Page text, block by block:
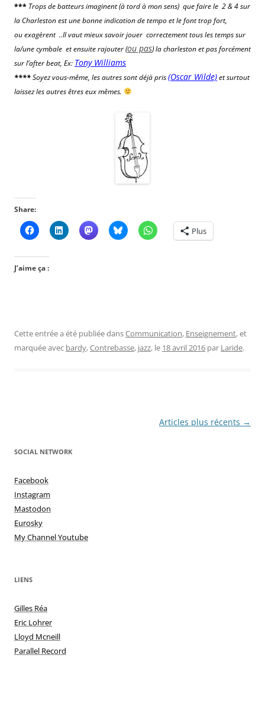
*** Trops de batteurs imaginent (à tord à mon sens) que faire le 2 & 4 sur
la Charleston est une bonne indication de tempo et le font trop fort,
ou exagèrent ..Il vaut mieux savoir jouer correctement tous les temps sur
la/une cymbale et ensuiterajouter (ou pas) la charleston et pas forcément
sur l’after beat, Ex: Tony Williams
****Soyez vous-même, les autres sont déjà pris(Oscar Wilde)et surtout
laissez les autres êtres eux mêmes.
Share:
Plus
J’aime ça :
Cette entrée a été publiée dansCommunication, Enseignement, et
marquée avec bardy,Contrebasse, jazz, le 18 avril 2016 par Laride.
articles
Articles plus récents →
SOCIAL NETWORK
Facebook
Instagram
Mastodon
Eurosky
My Channel Youtube
LIENS
Gilles Réa
Eric Lohrer
Lloyd Mcneill
Parallel Record